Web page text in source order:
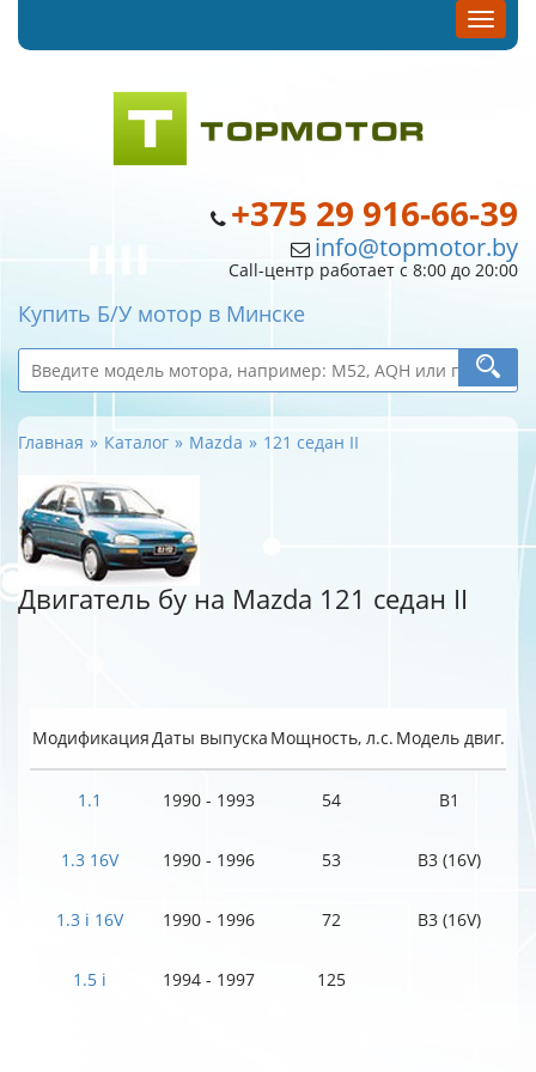
+375 29 916-66-39
info@topmotor.by
Call-центр работает с 8:00 до 20:00
Купить Б/У мотор в Минске
Главная Каталог Mazda 121 седан II
Двигатель бу на Mazda 121 седан II
МодификацияДаты выпуска Мощность, л.с. Модель двиг.
1.1 1990 - 1993 54 B1
1.3 16V 1990 - 1996 53 B3 (16V)
1.3 i 16V 1990 - 1996 72 B3 (16V)
1.5 i 1994 - 1997 125